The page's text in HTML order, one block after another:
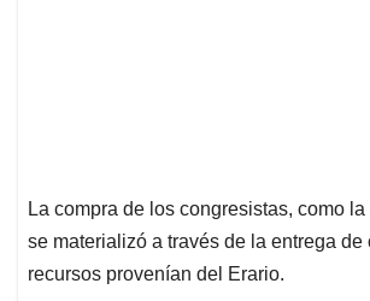
La compra de los congresistas, como
se materializó a través de la entrega de
recursos provenían del Erario.